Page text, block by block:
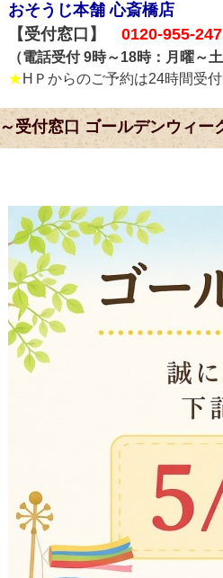
おそうじ本舗 心斎橋店
【受付窓口】 0120-955-247
（電話受付 9時～18時：月曜～
★HＰからのご予約は24時間受
～受付窓口 ゴールデンウィー